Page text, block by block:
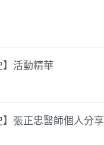
】活動精華
】張正忠醫師個人分享